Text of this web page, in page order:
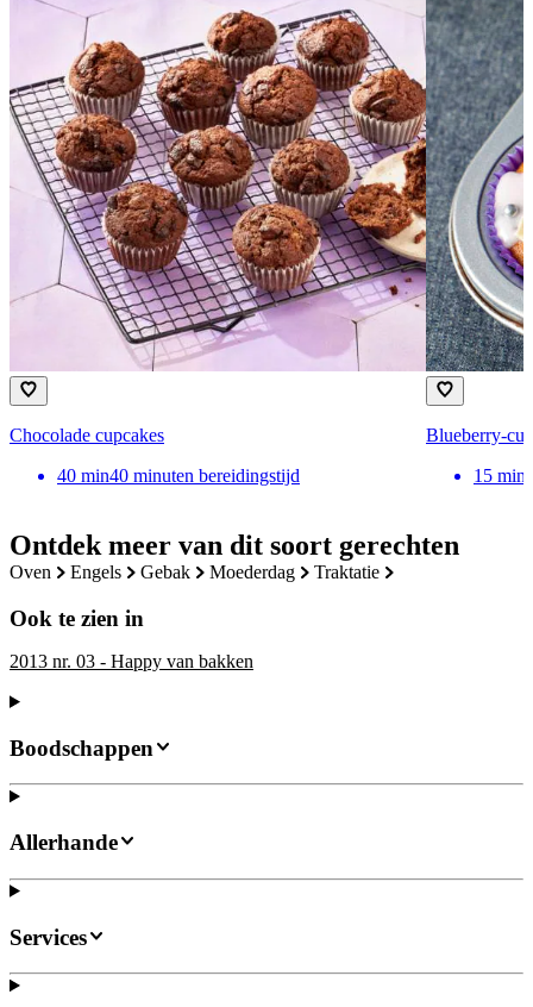
Ontdek meer van dit soort gerechten
oven engels gebak moederdag traktatie
Ook te zien in
2013 nr. 03 - Happy van bakken
Chocolade cupcakes
40 min40 minuten bereidingstijd
Blueberry-
15 min
Boodschappen
Allerhande
Services